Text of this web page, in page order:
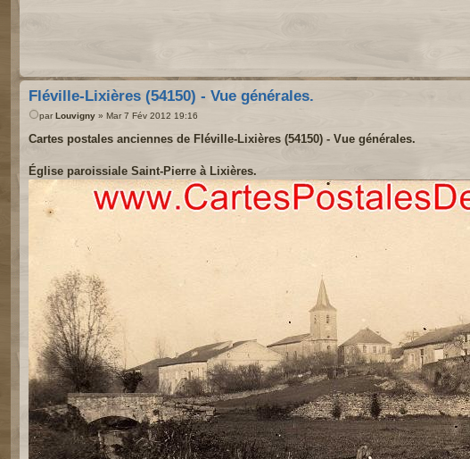
Fléville-Lixières (54150) - Vue générales.
par Louvigny » Mar 7 Fév 2012 19:16
Cartes postales anciennes de Fléville-Lixières (54150) - Vue générales.
Église paroissiale Saint-Pierre à Lixières.